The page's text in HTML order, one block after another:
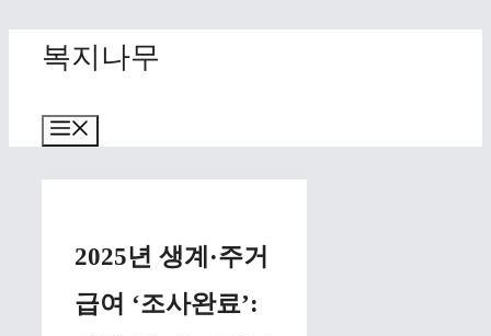
content
복지나무
2025년 생계·주거
급여 ‘조사완료’: